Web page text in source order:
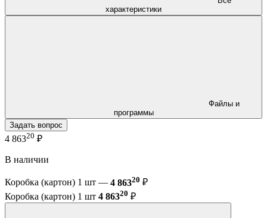
характеристики
программы
Задать вопрос
4 86320 ₽
В наличии
Коробка (картон) 1 шт — 4 86320 ₽
Коробка (картон) 1 шт 4 86320 ₽